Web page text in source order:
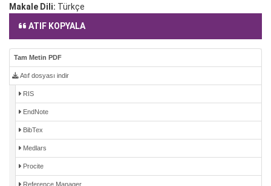
Makale Dili: Türkçe
ATIF KOPYALA
Tam Metin PDF
Atıf dosyası indir
RIS
EndNote
BibTex
Medlars
Procite
Reference Manager